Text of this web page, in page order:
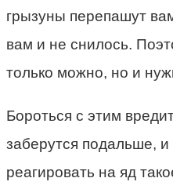
грызуны перепашут
вам и не снилось.
только можно, но и
Бороться с этим
заберутся подальше, и
реагировать на яд